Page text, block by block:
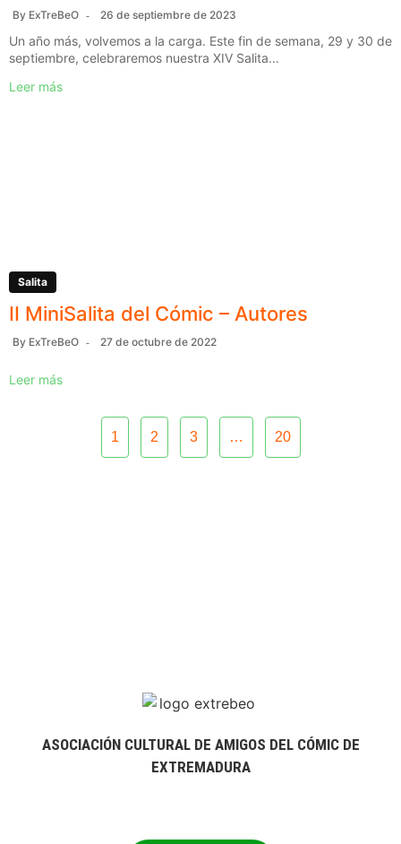
By ExTreBeO 26 de septiembre de 2023
Un año más, volvemos a la carga. Este fin de semana, 29 y 30 de
septiembre, celebraremos nuestra XIV Salita...
Leer más
Salita
II MiniSalita del Cómic – Autores
By ExTreBeO 27 de octubre de 2022
Leer más
1 2 3 … 20
ASOCIACIÓN CULTURAL DE AMIGOS DEL CÓMIC DE
EXTREMADURA